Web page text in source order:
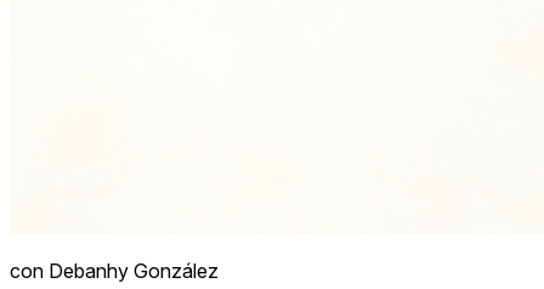
con Debanhy González